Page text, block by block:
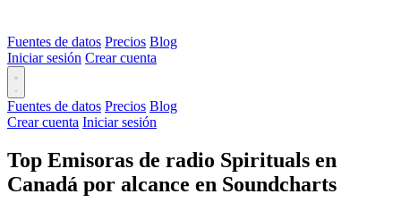
Fuentes de datos Precios Blog
Iniciar sesión Crear cuenta
Fuentes de datos Precios Blog
Crear cuenta Iniciar sesión
Top Emisoras de radio Spirituals en
Canadá por alcance en Soundcharts